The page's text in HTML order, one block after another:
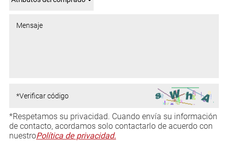
*Respetamos su privacidad. Cuando envía su información
de contacto, acordamos solo contactarlo de acuerdo con
nuestroPolítica de privacidad.